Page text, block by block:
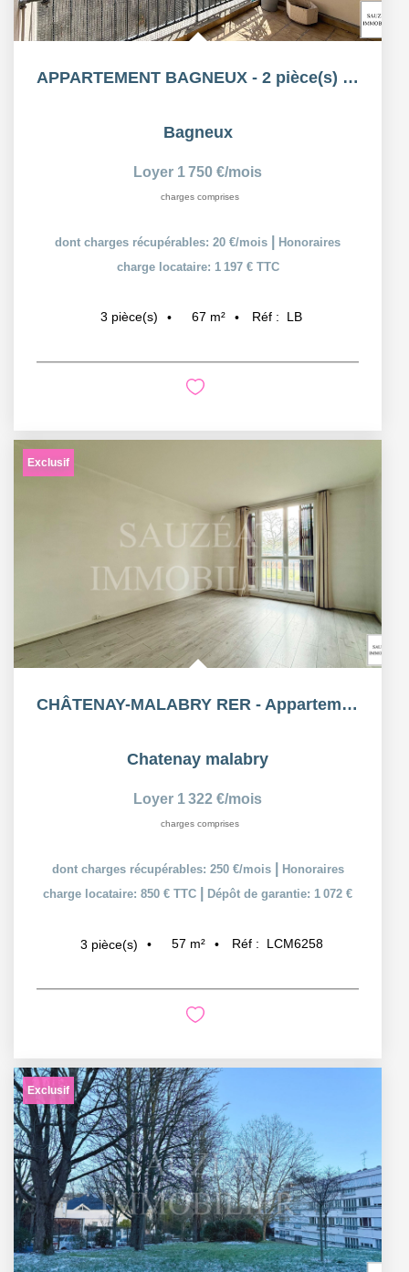
APPARTEMENT BAGNEUX - 2 pièce(s) - 66.55 m2 MEUBLÉ
Bagneux
Loyer 1 750 €/mois
charges comprises
dont charges récupérables: 20 €/mois
Honoraires
charge locataire: 1 197 € TTC
3 pièce(s) 67 m² Réf : LB
Exclusif
CHÂTENAY-MALABRY RER - Appartement 3 Pièces 56,69m²
Chatenay malabry
Loyer 1 322 €/mois
charges comprises
dont charges récupérables: 250 €/mois
Honoraires
charge locataire: 850 € TTC
Dépôt de garantie: 1 072 €
3 pièce(s) 57 m² Réf : LCM6258
Exclusif